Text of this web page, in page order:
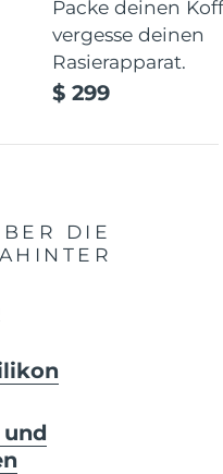
Packe deinen
vergesse deinen
Rasierapparat.
$ 299
DIE